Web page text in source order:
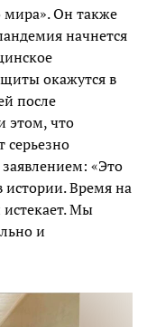
мира». Он также
начнется
окажутся в
после
этом, что
серьезно
заявлением: «Это
Время на
Мы
и